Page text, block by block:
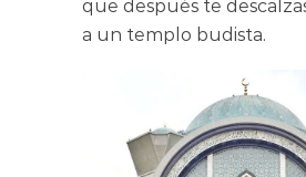
que después te
a un templo budista.